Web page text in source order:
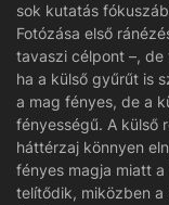
sok kutatás
Fotózása első
tavaszi célpont –,
ha a külső gyűrűt is
a mag fényes, de a
fényességű. A külső
háttérzaj könnyen
fényes magja miatt
telítődik, miközben a